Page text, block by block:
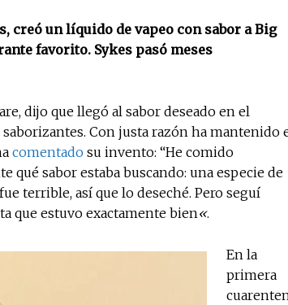
No te pierdas de
Suscríbete a nuestro boletín
noticias del vapeo y la
creó un líquido de vapeo con sabor a Big
favorito. Sykes pasó meses
dijo que llegó al sabor deseado en el
Con justa razón ha mantenido
comentado su invento: “He comido
qué sabor estaba buscando: una especie de
terrible, así que lo deseché. Pero seguí
que estuvo exactamente bien«.
En la
primera